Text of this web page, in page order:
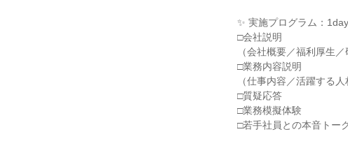
✨ 実施プログラム：
□会社説明
（会社概要／福利厚生／
□業務内容説明
（仕事内容／活躍する
□質疑応答
□業務模擬体験
□若手社員との本音トー